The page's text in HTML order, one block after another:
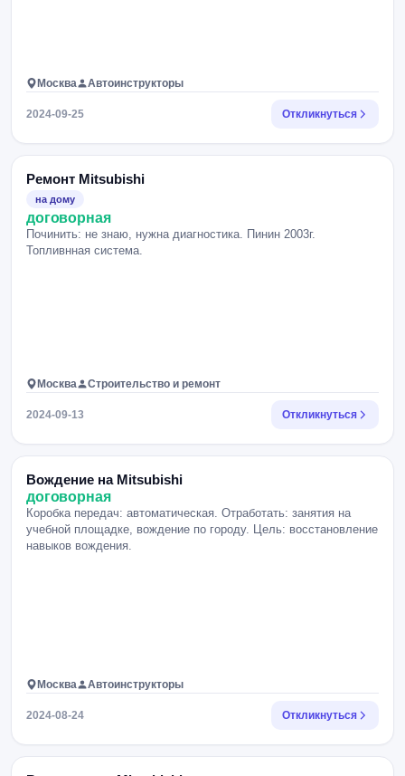
Москва Автоинструкторы
2024-09-25 Откликнуться
Ремонт Mitsubishi
на дому
договорная
Починить: не знаю, нужна диагностика. Пинин 2003г.
Топливнная система.
Москва Строительство и ремонт
2024-09-13 Откликнуться
Вождение на Mitsubishi
договорная
Коробка передач: автоматическая. Отработать: занятия на
учебной площадке, вождение по городу. Цель: восстановление
навыков вождения.
Москва Автоинструкторы
2024-08-24 Откликнуться